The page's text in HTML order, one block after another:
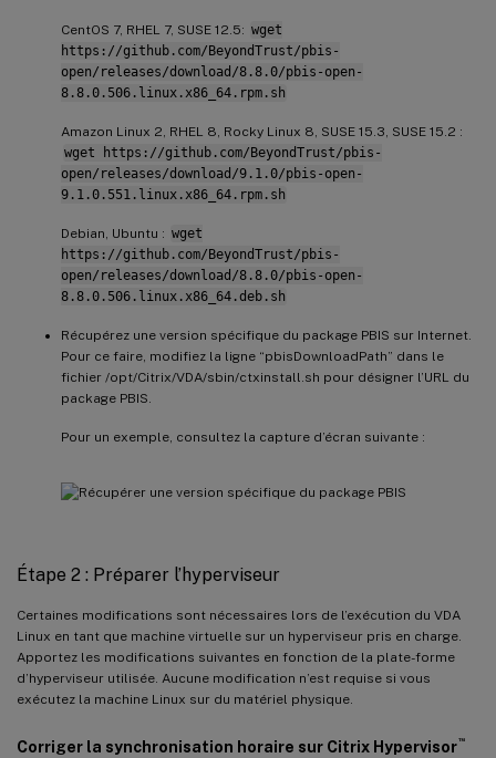
CentOS 7, RHEL 7, SUSE 12.5: wget
https://github.com/BeyondTrust/pbis-
open/releases/download/8.8.0/pbis-open-
8.8.0.506.linux.x86_64.rpm.sh
Amazon Linux 2, RHEL 8, Rocky Linux 8, SUSE 15.3, SUSE 15.2 :
wget https://github.com/BeyondTrust/pbis-
open/releases/download/9.1.0/pbis-open-
9.1.0.551.linux.x86_64.rpm.sh
Debian, Ubuntu : wget
https://github.com/BeyondTrust/pbis-
open/releases/download/8.8.0/pbis-open-
8.8.0.506.linux.x86_64.deb.sh
Récupérez une version spécifique du package PBIS sur Internet.
Pour ce faire, modifiez la ligne “pbisDownloadPath” dans le
fichier /opt/Citrix/VDA/sbin/ctxinstall.sh pour désigner l’URL du
package PBIS.
Pour un exemple, consultez la capture d’écran suivante :
Étape 2 : Préparer l’hyperviseur
Certaines modifications sont nécessaires lors de l’exécution du VDA
Linux en tant que machine virtuelle sur un hyperviseur pris en charge.
Apportez les modifications suivantes en fonction de la plate-forme
d’hyperviseur utilisée. Aucune modification n’est requise si vous
exécutez la machine Linux sur du matériel physique.
Corriger la synchronisation horaire sur Citrix Hypervisor™